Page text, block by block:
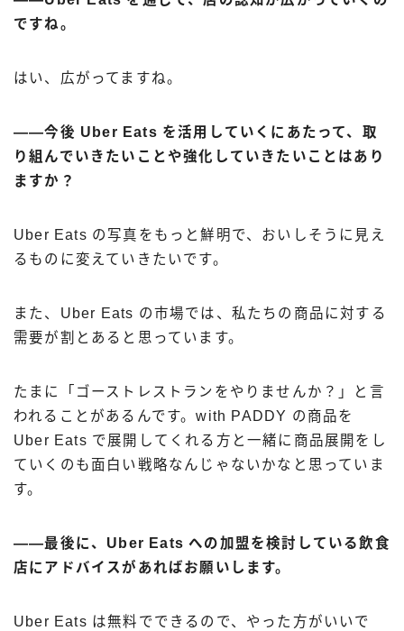
ですね。
はい、広がってますね。
――今後 Uber Eats を活用していくにあたって、取
り組んでいきたいことや強化していきたいことはあり
ますか？
Uber Eats の写真をもっと鮮明で、おいしそうに見え
るものに変えていきたいです。
また、Uber Eats の市場では、私たちの商品に対する
需要が割とあると思っています。
たまに「ゴーストレストランをやりませんか？」と言
われることがあるんです。with PADDY の商品を
Uber Eats で展開してくれる方と一緒に商品展開をし
ていくのも面白い戦略なんじゃないかなと思っていま
す。
――最後に、Uber Eats への加盟を検討している飲食
店にアドバイスがあればお願いします。
Uber Eats は無料でできるので、やった方がいいで